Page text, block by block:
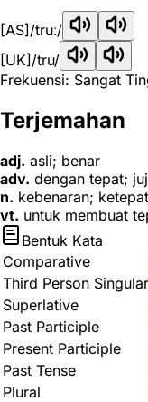
[AS] /truː/
[UK] /tru/
Frekuensi: Sangat
Terjemahan
adj. asli; benar
adv. dengan tepat;
n. kebenaran;
vt. untuk membuat
Bentuk Kata
Comparative
Third Person Singular
Superlative
Past Participle
Present Participle
Past Tense
Plural